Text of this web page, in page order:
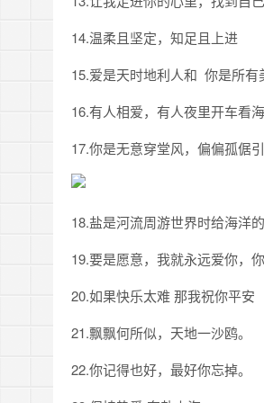
14.温柔且坚定，知足且上进
15.爱是天时地利人和 你是所有
16.有人相爱，有人夜里开车看海
17.你是无意穿堂风，偏偏孤倨
18.盐是河流周游世界时给海洋
19.要是愿意，我就永远爱你，
20.如果快乐太难 那我祝你平安
21.飘飘何所似，天地一沙鸥。
22.你记得也好，最好你忘掉。